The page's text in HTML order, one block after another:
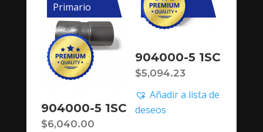
Primario
904000-5 1SC
$6,040.00
Primario
904000-5 1SC
$5,094.23
Añadir a lista de
deseos